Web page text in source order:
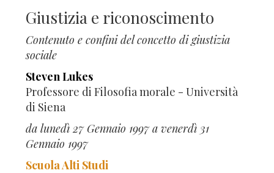
Giustizia e riconoscimento
Contenuto e confini del concetto di giustizia
sociale
Steven Lukes
Professore di Filosofia morale - Università
di Siena
da lunedì 27 Gennaio 1997 a venerdì 31
Gennaio 1997
Scuola Alti Studi